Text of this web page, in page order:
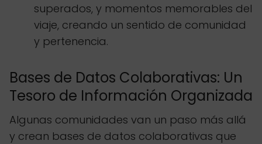
superados, y momentos memorables del
viaje, creando un sentido de comunidad
y pertenencia.
Bases de Datos Colaborativas: Un
Tesoro de Información Organizada
Algunas comunidades van un paso más allá
y crean bases de datos colaborativas que